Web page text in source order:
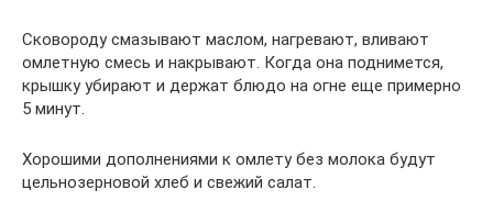
Сковороду смазывают маслом, нагревают, вливают
омлетную смесь и накрывают. Когда она поднимется,
крышку убирают и держат блюдо на огне еще примерно
5 минут.
Хорошими дополнениями к омлету без молока будут
цельнозерновой хлеб и свежий салат.